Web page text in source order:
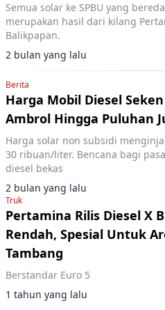
Semua solar ke SPBU yang
merupakan hasil dari kilang
Balikpapan.
2 bulan yang lalu
Berita
Harga Mobil Diesel
Ambrol Hingga Puluhan
Harga solar non subsidi
30 ribuan/liter. Bencana bagi
diesel bekas
2 bulan yang lalu
Truk
Pertamina Rilis Diesel X
Rendah, Spesial Untuk
Tambang
Berstandar Euro 5
1 tahun yang lalu